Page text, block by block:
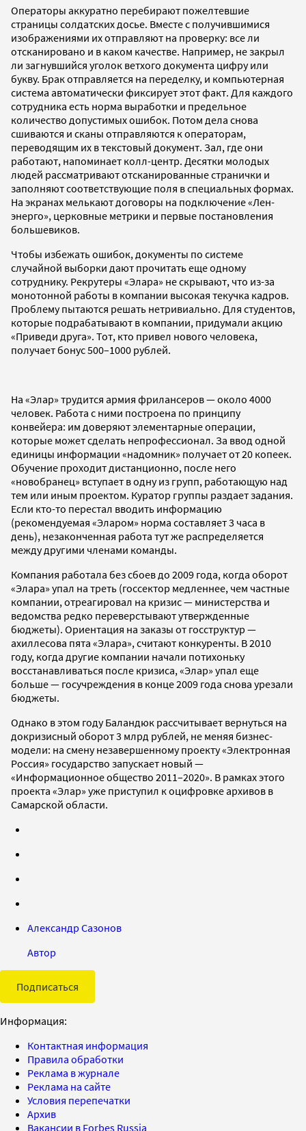
Операторы аккуратно перебирают пожелтевшие
страницы солдатских досье. Вместе с получившимися
изображениями их отправляют на проверку: все ли
отсканировано и в каком качестве. Например, не закрыл
ли загнувшийся уголок ветхого документа цифру или
букву. Брак отправляется на переделку, и компьютерная
система автоматически фиксирует этот факт. Для каждого
сотрудника есть норма выработки и предельное
количество допустимых ошибок. Потом дела снова
сшиваются и сканы отправляются к операторам,
переводящим их в текстовый документ. Зал, где они
работают, напоминает колл-центр. Десятки молодых
людей рассматривают отсканированные странички и
заполняют соответствующие поля в специальных формах.
На экранах мелькают договоры на подключение «Лен-
энерго», церковные метрики и первые постановления
большевиков.
Чтобы избежать ошибок, документы по системе
случайной выборки дают прочитать еще одному
сотруднику. Рекрутеры «Элара» не скрывают, что из-за
монотонной работы в компании высокая текучка кадров.
Проблему пытаются решать нетривиально. Для студентов,
которые подрабатывают в компании, придумали акцию
«Приведи друга». Тот, кто привел нового человека,
получает бонус 500–1000 рублей.
На «Элар» трудится армия фрилансеров — около 4000
человек. Работа с ними построена по принципу
конвейера: им доверяют элементарные операции,
которые может сделать непрофессионал. За ввод одной
единицы информации «надомник» получает от 20 копеек.
Обучение проходит дистанционно, после него
«новобранец» вступает в одну из групп, работающую над
тем или иным проектом. Куратор группы раздает задания.
Если кто-то перестал вводить информацию
(рекомендуемая «Эларом» норма составляет 3 часа в
день), незаконченная работа тут же распределяется
между другими членами команды.
Компания работала без сбоев до 2009 года, когда оборот
«Элара» упал на треть (госсектор медленнее, чем частные
компании, отреагировал на кризис — министерства и
ведомства редко переверстывают утвержденные
бюджеты). Ориентация на заказы от госструктур —
ахиллесова пята «Элара», считают конкуренты. В 2010
году, когда другие компании начали потихоньку
восстанавливаться после кризиса, «Элар» упал еще
больше — госучреждения в конце 2009 года снова урезали
бюджеты.
Однако в этом году Баландюк рассчитывает вернуться на
докризисный оборот 3 млрд рублей, не меняя бизнес-
модели: на смену незавершенному проекту «Электронная
Россия» государство запускает новый —
«Информационное общество 2011–2020». В рамках этого
проекта «Элар» уже приступил к оцифровке архивов в
Самарской области.
Александр Сазонов
Автор
Подписаться
Информация:
Контактная информация
Правила обработки
Реклама в журнале
Реклама на сайте
Условия перепечатки
Архив
Вакансии в Forbes Russia